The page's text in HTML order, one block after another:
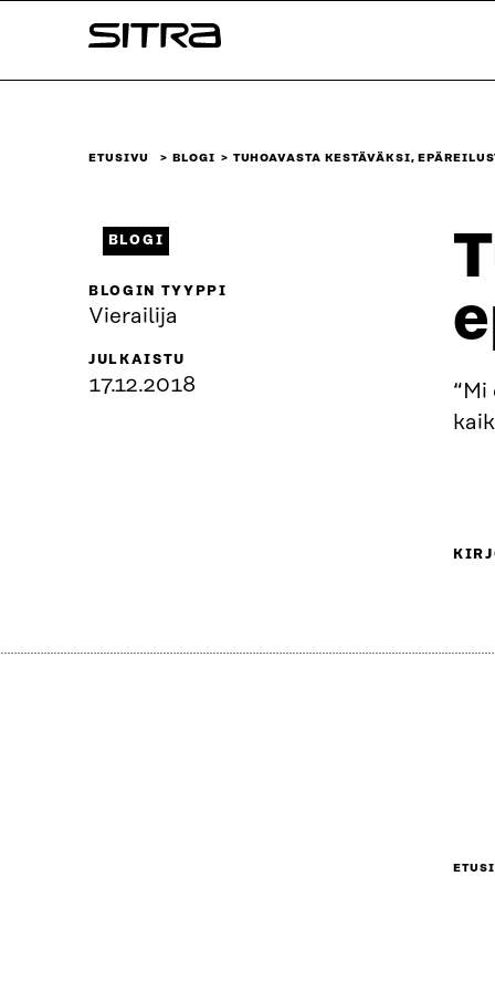
sisältöön
Sitra
ETUSIVU BLOGI TUHOAVASTA KESTÄVÄKSI,
BLOGI
BLOGIN TYYPPI
Vierailija
JULKAISTU
17.12.2018